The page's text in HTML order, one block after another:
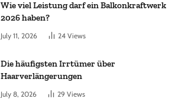
Wie viel Leistung darf ein Balkonkraftwerk
2026 haben?
July 11, 2026 24 Views
Die häufigsten Irrtümer über
Haarverlängerungen
July 8, 2026 29 Views